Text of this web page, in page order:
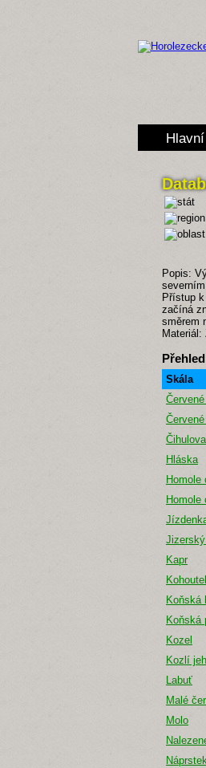
Popis:
Přístup
začíná
směrem
Materiál:
Skála
Hláska
Homole
Homole
Kapr
Koňská
Koňská
Kozel
Kozlí
Labuť
Malé
Molo